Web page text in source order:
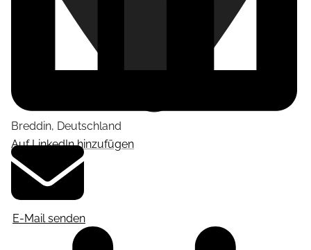
Auf LinkedIn hinzufügen
Breddin, Deutschland
E-Mail senden